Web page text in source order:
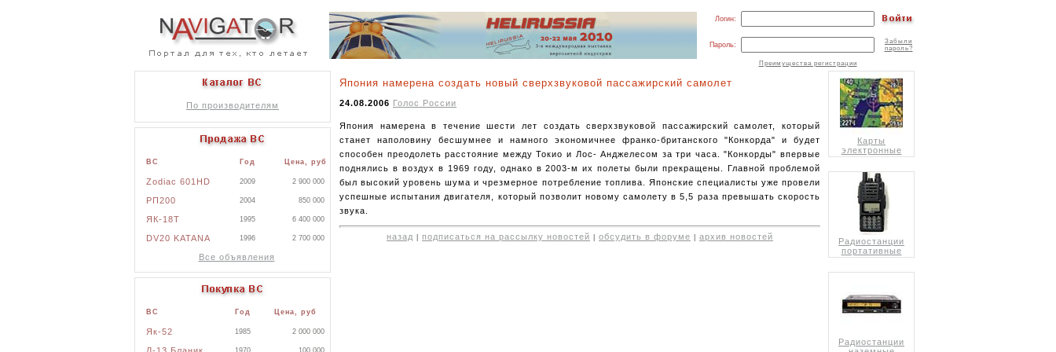
Логин:
Пароль:
Забыли
пароль?
Преимущества регистрации
По производителям
ВС Год Цена, руб
Zodiac 601HD 2009 2 900 000
РП200 2004 850 000
ЯК-18Т 1995 6 400 000
DV20 KATANA 1996 2 700 000
Все объявления
ВС Год Цена, руб
Як-52 1985 2 000 000
1970 100 000
Япония намерена создать новый сверхзвуковой пассажирский самолет
24.08.2006 Голос России
Япония намерена в течение шести лет создать сверхзвуковой пассажирский самолет, который
станет наполовину бесшумнее и намного экономичнее франко-британского "Конкорда" и будет
способен преодолеть расстояние между Токио и Лос- Анджелесом за три часа. "Конкорды" впервые
поднялись в воздух в 1969 году, однако в 2003-м их полеты были прекращены. Главной проблемой
был высокий уровень шума и чрезмерное потребление топлива. Японские специалисты уже провели
успешные испытания двигателя, который позволит новому самолету в 5,5 раза превышать скорость
звука.
назад подписаться на рассылку новостей обсудить в форуме архив новостей
Карты
электронные
Радиостанции
портативные
Радиостанции